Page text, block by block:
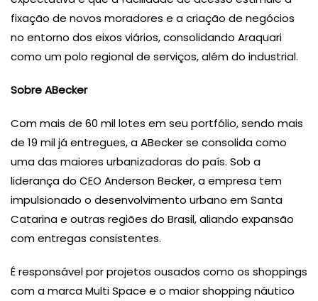
fixação de novos moradores e a criação de negócios
no entorno dos eixos viários, consolidando Araquari
como um polo regional de serviços, além do industrial.
Sobre ABecker
Com mais de 60 mil lotes em seu portfólio, sendo mais
de 19 mil já entregues, a ABecker se consolida como
uma das maiores urbanizadoras do país. Sob a
liderança do CEO Anderson Becker, a empresa tem
impulsionado o desenvolvimento urbano em Santa
Catarina e outras regiões do Brasil, aliando expansão
com entregas consistentes.
É responsável por projetos ousados como os shoppings
com a marca Multi Space e o maior shopping náutico